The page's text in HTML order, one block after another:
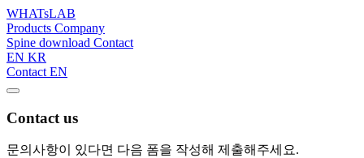
WHATsLAB
Products Company
Spine download Contact
EN KR
Contact EN
Contact us
문의사항이 있다면 다음 폼을 작성해 제출해주세요.